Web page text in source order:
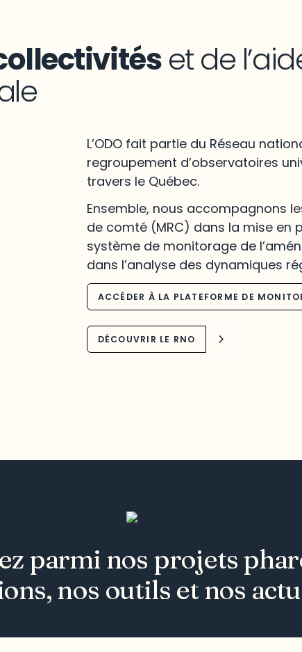
et de
L’ODO fait partie du Réseau
regroupement d’observatoires
travers le Québec.
Ensemble, nous accompagnons
de comté (MRC) dans la mise en
système de monitorage de
dans l’analyse des dynamiques
ACCÉDER À LA PLATEFORME DE
DÉCOUVRIR LE RNO
parmi nos projets
nos outils et nos